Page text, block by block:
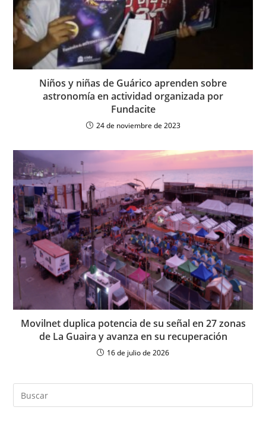
Niños y niñas de Guárico aprenden sobre
astronomía en actividad organizada por
Fundacite
24 de noviembre de 2023
Movilnet duplica potencia de su señal en 27 zonas
de La Guaira y avanza en su recuperación
16 de julio de 2026